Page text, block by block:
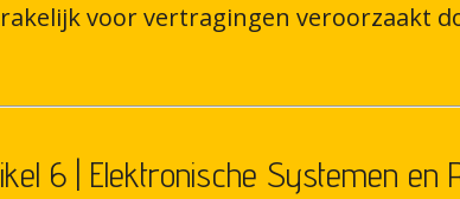
voor vertragingen veroorzaakt
6 | Elektronische Systemen en